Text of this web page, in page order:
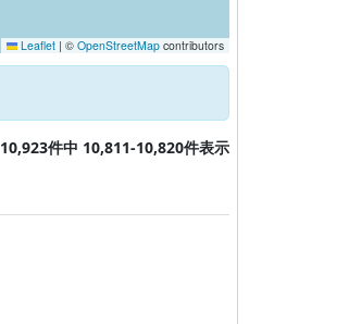
Leaflet | © OpenStreetMap contributors
10,923件中 10,811-10,820件表示